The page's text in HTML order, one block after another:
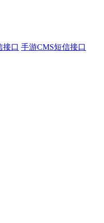
接口 手游CMS短信接口